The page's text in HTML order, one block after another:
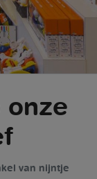
onze
van nijntje